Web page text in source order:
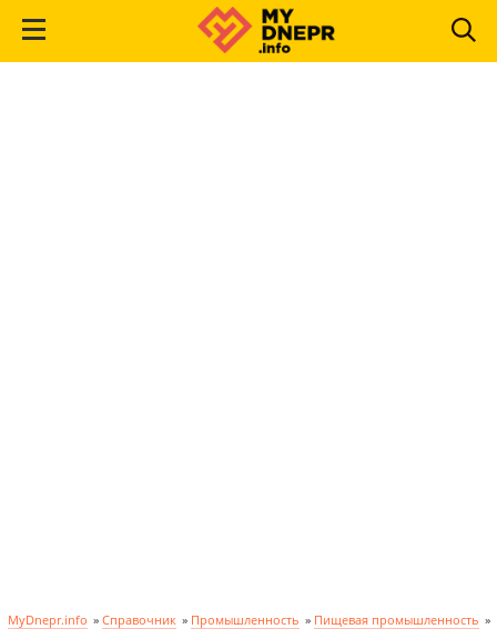
MyDnepr.info » Справочник » Промышленность » Пищевая промышленность »